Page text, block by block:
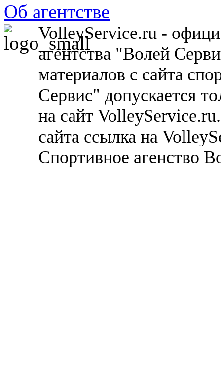
Об агентстве
VolleyService.ru -
агентства "Волей
материалов с сайта
Сервис" допускается
на сайт
сайта ссылка на
Спортивное агенство